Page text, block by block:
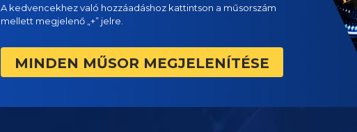
A kedvencekhez való hozzáadáshoz kattintson a műsorszám
mellett megjelenő „+” jelre.
MINDEN MŰSOR MEGJELENÍTÉSE